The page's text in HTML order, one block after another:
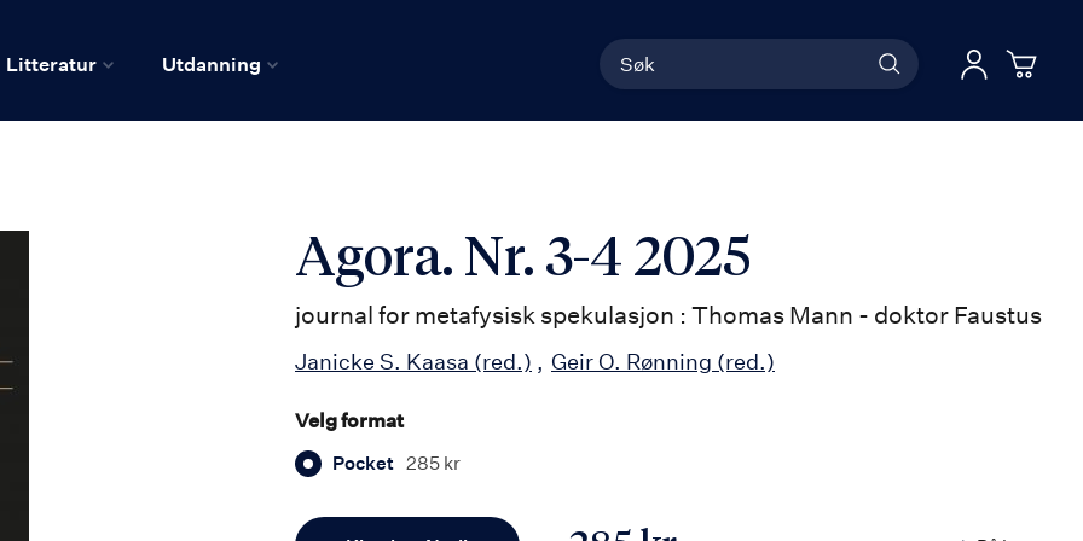
Litteratur Utdanning
Søk Logg
Agora. Nr. 3-4 2025
journal for metafysisk spekulasjon : Thomas Mann - doktor Faustus
Janicke S. Kaasa (red.) Geir O. Rønning (red.)
Velg format
Pocket 285 kr